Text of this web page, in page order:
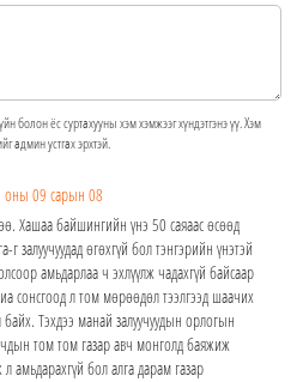
болон ёс суртахууны хэм хэмжээг хүндэтгэнэ үү. Хэм
админ устгах эрхтэй.
оны 09 сарын 08
Хашаа байшингийн үнэ 50 саяаас өсөөд
залуучуудад өгөхгүй бол тэнгэрийн үнэтэй
амьдарлаа ч эхлүүлж чадахгүй байсаар
сонсгоод л том мөрөөдөл тээлгээд шаачих
Тэхдээ манай залуучуудын орлогын
том том газар авч монголд баяжиж
амьдарахгүй бол алга дарам газар